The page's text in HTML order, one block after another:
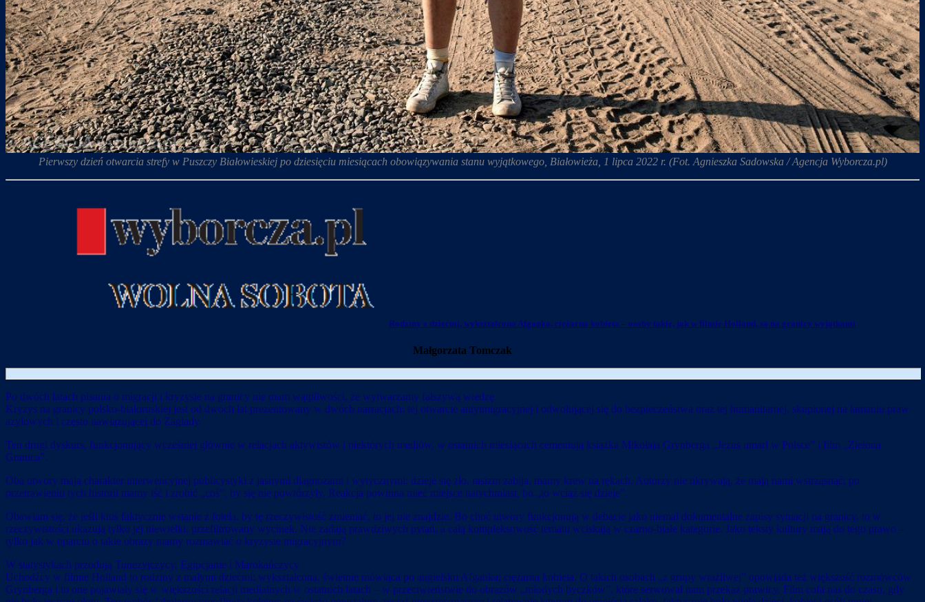
Pierwszy dzień otwarcia strefy w Puszczy Białowieskiej po dziesięciu miesiącach obowiązywania stanu wyjątkowego, Białowieża, 1 lipca 2022 r. (Fot. Agnieszka Sadowska / Agencja Wyborcza.pl)
Rodziny z dziećmi, wykształcona Afganka, ciężarna kobieta – osoby takie, jak w filmie Holland, są na granicy wyjątkami
Małgorzata Tomczak
Po dwóch latach pisania o migracji i kryzysie na granicy nie mam wątpliwości, że wytwarzamy fałszywą wiedzę
Kryzys na granicy polsko-białoruskiej jest od dwóch lat prezentowany w dwóch narracjach: tej otwarcie antyimigracyjnej i odwołującej się do bezpieczeństwa oraz tej humanitarnej, skupionej na łamaniu praw
azylowych i często nawiązującej do Zagłady.
Ten drugi dyskurs, funkcjonujący wcześniej głównie w relacjach aktywistów i niektórych mediów, w ostatnich miesiącach cementują książka Mikołaja Grynberga „Jezus umarł w Polsce” i film „Zielona
Granica”.
Oba utwory mają charakter interwencyjnej publicystyki z jasnymi diagnozami i wytycznymi: dzieje się zło, rasizm zabija, mamy krew na rękach. Autorzy nie ukrywają, że mają nami wstrząsnąć; po
przetrawieniu tych historii mamy iść i zrobić „coś”, by się nie powtórzyły. Reakcja powinna mieć miejsce natychmiast, bo „to wciąż się dzieje”.
Obawiam się, że jeśli ktoś faktycznie wstanie z fotela, by tę rzeczywistość zmieniać, to jej nie znajdzie. Bo choć utwory funkcjonują w debacie jako niemal dokumentalne zapisy sytuacji na granicy, to w
rzeczywistości ukazują tylko jej niewielki, przefiltrowany wycinek. Nie zadają prawdziwych pytań, a całą kompleksowość tematu wciskają w czarno-białe kategorie. Jako teksty kultury mają do tego prawo –
tylko jak w oparciu o takie obrazy mamy rozmawiać o kryzysie migracyjnym?
W statystykach przodują Tunezyjczycy, Egipcjanie i Marokańczycy
Uchodźcy w filmie Holland to rodziny z małymi dziećmi; wykształcona, świetnie mówiąca po angielsku Afganka; ciężarna kobieta. O takich osobach „z grupy wrażliwej” opowiada też większość rozmówców
Grynberga i to one pojawiały się w większości relacji medialnych w ostatnich latach – w przeciwieństwie do obrazów „młodych byczków”, które serwował nam przekaz prawicy. Film cofa nas do czasu, gdy